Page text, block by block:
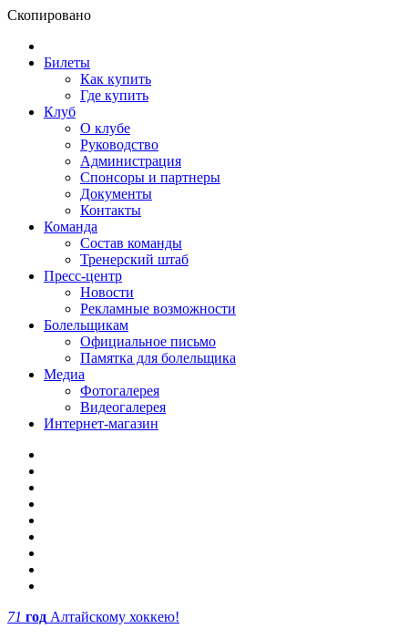
Скопировано
Билеты
Как купить
Где купить
Клуб
О клубе
Руководство
Администрация
Спонсоры и партнеры
Документы
Контакты
Команда
Состав команды
Тренерский штаб
Пресс-центр
Новости
Рекламные возможности
Болельщикам
Официальное письмо
Памятка для болельщика
Медиа
Фотогалерея
Видеогалерея
Интернет-магазин
71 год Алтайскому хоккею!